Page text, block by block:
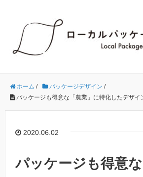
ホーム / パッケージデザイン /
パッケージも得意な「農業」に特化したデザイ
2020.06.02
パッケージも得意な